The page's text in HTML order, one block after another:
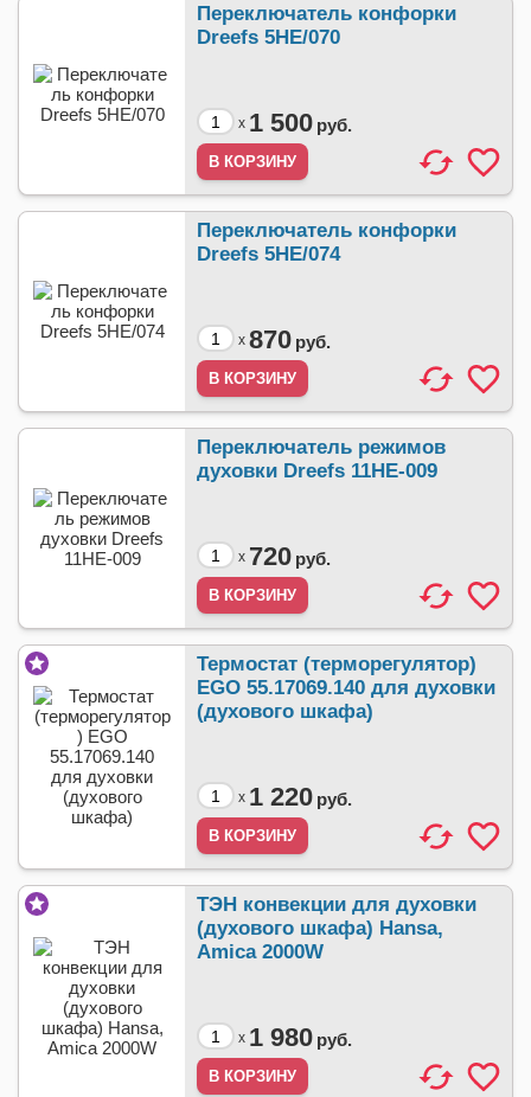
Переключатель конфорки
Dreefs 5HE/070
x 1 500 руб.
Переключатель конфорки
Dreefs 5HE/074
x 870 руб.
Переключатель режимов
духовки Dreefs 11HE-009
x 720 руб.
Термостат (терморегулятор)
EGO 55.17069.140 для духовки
(духового шкафа)
x 1 220 руб.
ТЭН конвекции для духовки
(духового шкафа) Hansa,
Amica 2000W
x 1 980 руб.